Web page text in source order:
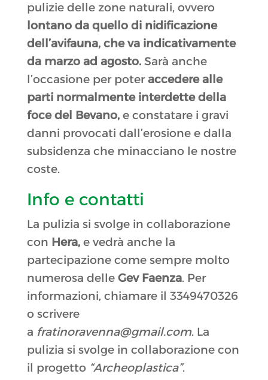
pulizie delle zone naturali, ovvero
lontano da quello di nidificazione
dell’avifauna, che va indicativamente
da marzo ad agosto. Sarà anche
l’occasione per poteraccedere alle
parti normalmente interdette della
foce del Bevano,e constatare i gravi
danni provocati dall’erosione e dalla
subsidenza che minacciano le nostre
coste.
Info e contatti
La pulizia si svolge in collaborazione
con Hera,e vedrà anche la
partecipazione come sempre molto
numerosa delle Gev Faenza. Per
informazioni, chiamare il 3349470326
o scrivere
a fratinoravenna@gmail.com. La
pulizia si svolge in collaborazione con
il progetto “Archeoplastica”.